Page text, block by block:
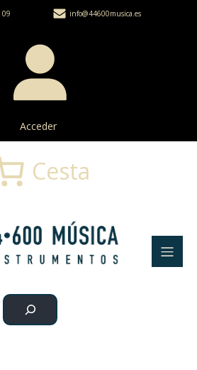
09 info@44600musica.es
Acceder
Buscar
Cesta